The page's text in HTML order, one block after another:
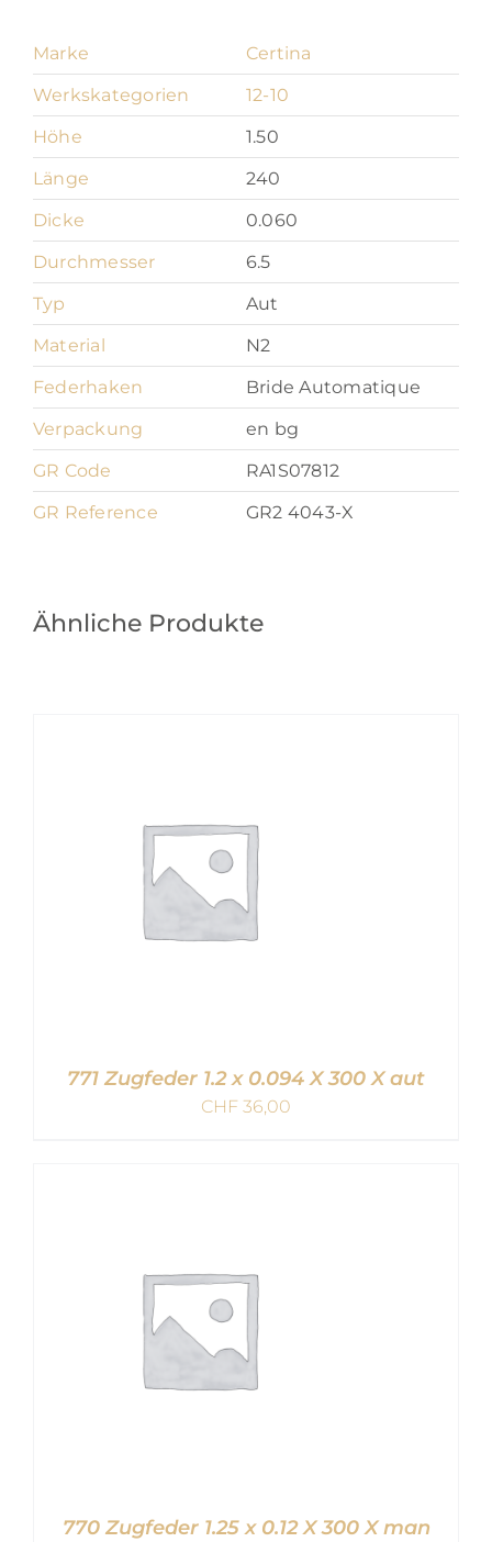
Marke
Certina
Werkskategorien
12-10
Höhe
1.50
Länge
240
Dicke
0.060
Durchmesser
6.5
Typ
Aut
Material
N2
Federhaken
Bride Automatique
Verpackung
en bg
GR Code
RA1S07812
GR Reference
GR2 4043-X
Ähnliche Produkte
771 Zugfeder 1.2 x 0.094 X 300 X aut
CHF 36,00
770 Zugfeder 1.25 x 0.12 X 300 X man